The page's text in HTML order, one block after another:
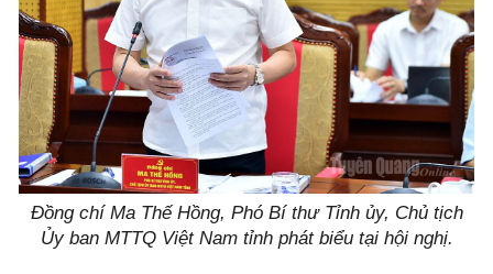
Đồng chí Ma Thế Hồng, Phó Bí thư Tỉnh ủy, Chủ tịch
Ủy ban MTTQ Việt Nam tỉnh phát biểu tại hội nghị.